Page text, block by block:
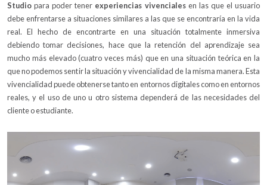
Studio para poder tener experiencias vivencialesen las que el usuario
debe enfrentarse a situaciones similares a las que se encontraría en la vida
real. El hecho de encontrarte en una situación totalmente inmersiva
debiendo tomar decisiones, hace que la retención del aprendizaje sea
mucho más elevado (cuatro veces más) que en una situación teórica en la
que no podemos sentir la situación y vivencialidad de la misma manera. Esta
vivencialidad puede obtenerse tanto en entornos digitales como en entornos
reales, y el uso de uno u otro sistema dependerá de las necesidades del
cliente o estudiante.